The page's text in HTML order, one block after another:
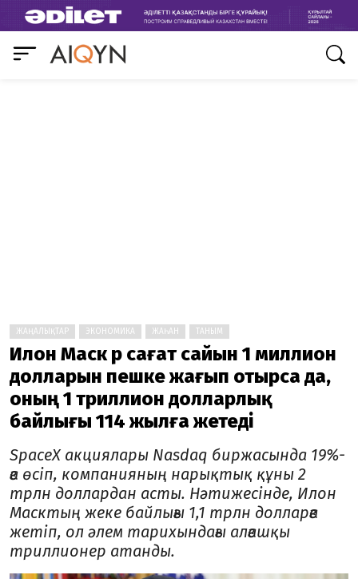
ЖАҢАЛЫҚТАР ЭКОНОМИКА ЖАҺАН ТАНЫМ
Илон Маск әр сағат сайын 1 миллион
долларын пешке жағып отырса да,
оның 1 триллион долларлық
байлығы 114 жылға жетеді
SpaceX акциялары Nasdaq биржасында 19%-
ға өсіп, компанияның нарықтық құны 2
трлн доллардан асты. Нәтижесінде, Илон
Масктың жеке байлығы 1,1 трлн долларға
жетіп, ол әлем тарихындағы алғашқы
триллионер атанды.